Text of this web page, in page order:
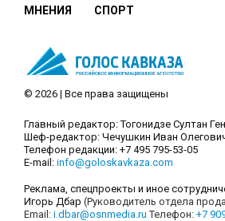
МНЕНИЯ СПОРТ
© 2026 | Все права защищены
Главный редактор: Тогонидзе Султан
Шеф-редактор: Чечушкин Иван
Телефон редакции: +7 495 795-53-05
E-mail: info@goloskavkaza.com
Реклама, спецпроекты и иное
Игорь Дбар (Руководитель отдела
Email: i.dbar@osnmedia.ru Телефон: +7